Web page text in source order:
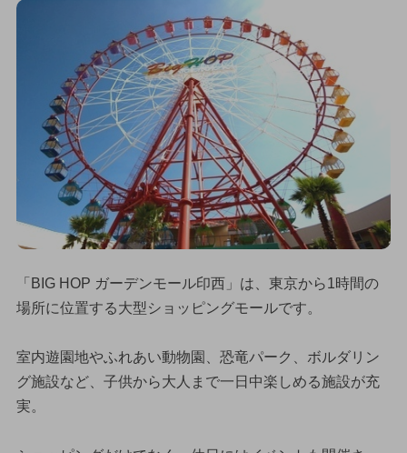
「BIG HOP ガーデンモール印西」は、東京から1時間の
場所に位置する大型ショッピングモールです。
室内遊園地やふれあい動物園、恐竜パーク、ボルダリン
グ施設など、子供から大人まで一日中楽しめる施設が充
実。